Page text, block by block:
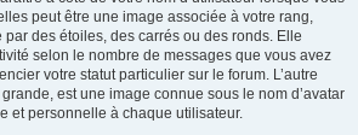
peut être une image associée à votre rang,
des étoiles, des carrés ou des ronds. Elle
selon le nombre de messages que vous avez
votre statut particulier sur le forum. L’autre
est une image connue sous le nom d’avatar
et personnelle à chaque utilisateur.